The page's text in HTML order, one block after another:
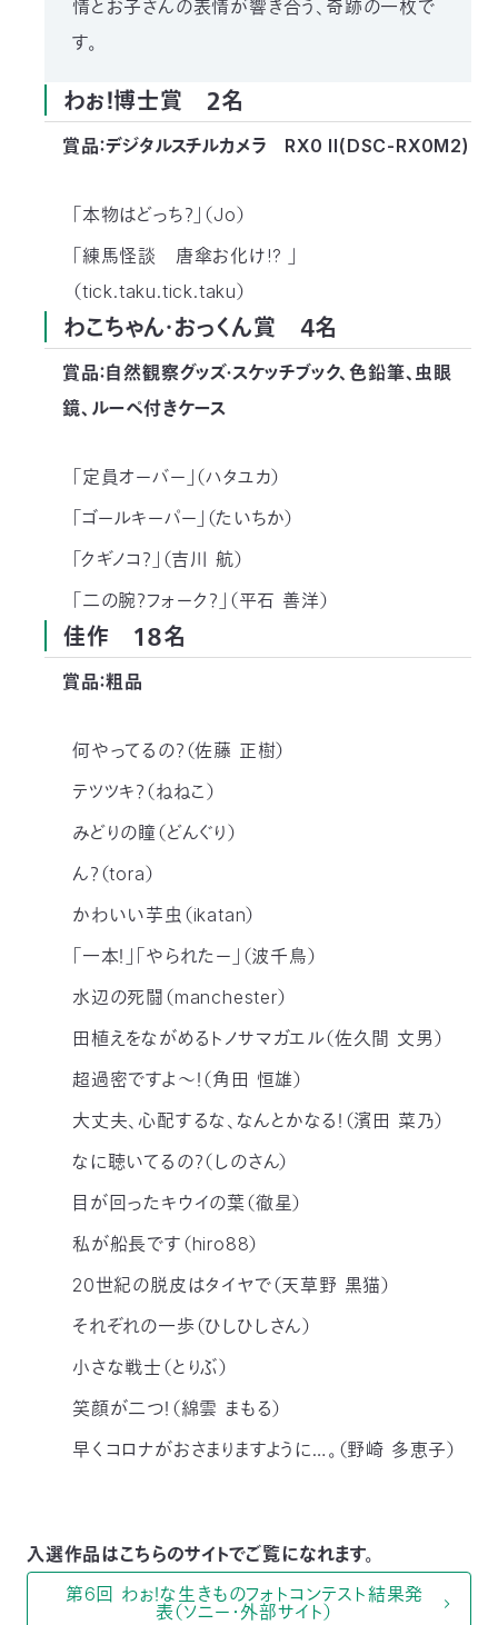
情とお子さんの表情が響き合う、奇跡の一枚で
す。
わぉ！博士賞 ２名
賞品：デジタルスチルカメラ RX0 II(DSC-RX0M2)
「本物はどっち？」（Jo）
「練馬怪談 唐傘お化け!? 」
（tick.taku.tick.taku）
わこちゃん・おっくん賞 ４名
賞品：自然観察グッズ・スケッチブック、色鉛筆、虫眼
鏡、ルーペ付きケース
「定員オーバー」（ハタユカ）
「ゴールキーパー」（たいちか）
「クギノコ？」（吉川 航）
「二の腕？フォーク？」（平石 善洋）
佳作 １８名
賞品：粗品
何やってるの？（佐藤 正樹）
テツツキ？（ねねこ）
みどりの瞳（どんぐり）
ん？（tora）
かわいい芋虫（ikatan）
「一本！」「やられたー」（波千鳥）
水辺の死闘（manchester）
田植えをながめるトノサマガエル（佐久間 文男）
超過密ですよ～！（角田 恒雄）
大丈夫、心配するな、なんとかなる！（濱田 菜乃）
なに聴いてるの？（しのさん）
目が回ったキウイの葉（徹星）
私が船長です（hiro88）
20世紀の脱皮はタイヤで（天草野 黒猫）
それぞれの一歩（ひしひしさん）
小さな戦士（とりぶ）
笑顔が二つ！（綿雲 まもる）
早くコロナがおさまりますように…。（野崎 多恵子）
入選作品はこちらのサイトでご覧になれます。
第6回 わぉ！な生きものフォトコンテスト結果発
表（ソニー・外部サイト）